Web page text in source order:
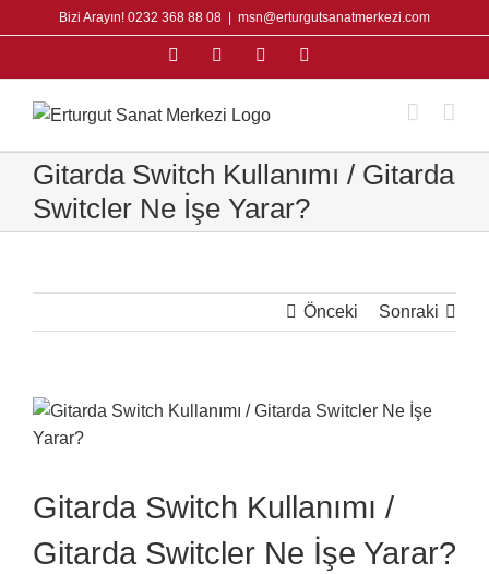
to
Bizi Arayın! 0232 368 88 08 msn@erturgutsanatmerkezi.com
FacebookInstagram
Gitarda Switch Kullanımı / Gitarda
Switcler Ne İşe Yarar?
Önceki Sonraki
View
Larger
Gitarda Switch Kullanımı /
Gitarda Switcler Ne İşe Yarar?